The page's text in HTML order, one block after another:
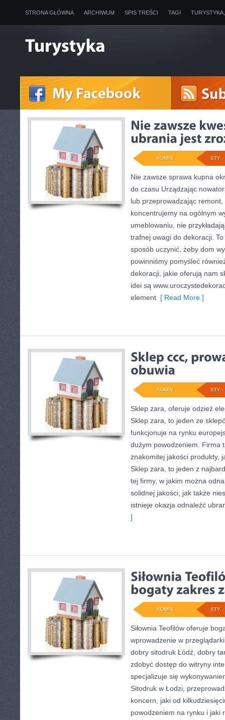
STRONA GŁÓWNA ARCHIWUM SPIS TREŚCI TAGI
STY -
ADMIN
Nie zawsze sprawa kupna
do czasu Urządzając
lub przeprowadzając
koncentrujemy na ogólnym
umeblowaniu, nie
trafnej uwagi do dekoracji.
sposób uczynić, żeby dom
powinniśmy pomyśleć
dekoracji, jakie oferują nam
idei są
element [ Read More ]
STY -
ADMIN
Sklep zara, oferuje odzież
Sklep zara, to jeden ze
funkcjonuje na rynku
dużym powodzeniem. Firma
znakomitej jakości produkty,
Sklep zara, to jeden z
tej firmy, w jakim można
solidnej jakości, jak także
istnieje okazja odnaleźć
]
STY -
ADMIN
Siłownia Teofilów oferuje
wprowadzenie w
dobry sitodruk Łódź, dobry
zdobyć dostęp do witryny
specjalizuje się
Sitodruk w Łodzi,
koncern, jaki od
powodzeniem na rynku i jaki